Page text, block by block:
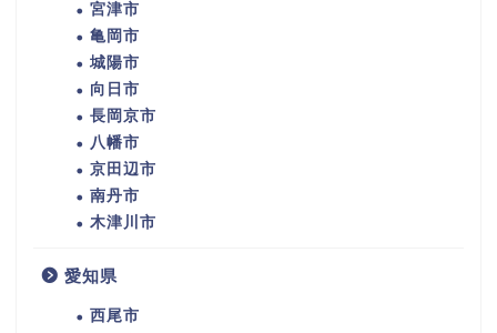
宮津市
亀岡市
城陽市
向日市
長岡京市
八幡市
京田辺市
南丹市
木津川市
愛知県
西尾市